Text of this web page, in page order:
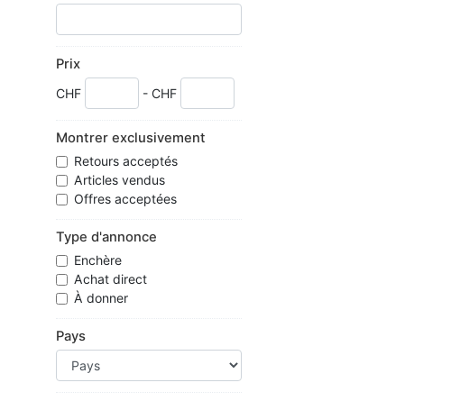
Prix
CHF - CHF
Montrer exclusivement
Retours acceptés
Articles vendus
Offres acceptées
Type d'annonce
Enchère
Achat direct
À donner
Pays